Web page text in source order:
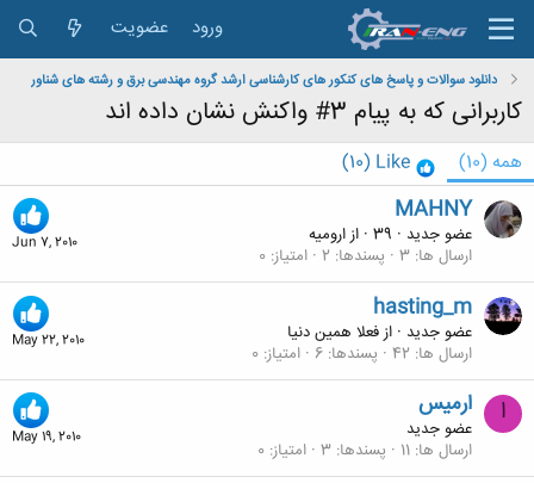
ورود عضویت
دانلود سوالات و پاسخ های کنکور های کارشناسی ارشد گروه مهندسی برق و رشته های شناور
کاربرانی که به پیام 3# واکنش نشان داده اند
همه (10)
Like
(10)
Jun 7, 2010
MAHNY
عضو جدید ·
· ازاروميه
ارسال ها 3 پسندها 2 امتیاز 0
May 22, 2010
hasting_m
عضو جدید · ازفعلا همین دنیا
ارسال ها 42 پسندها 6 امتیاز 0
ا
May 19, 2010
ارميس
عضو جدید
ارسال ها 11 پسندها 3 امتیاز 0